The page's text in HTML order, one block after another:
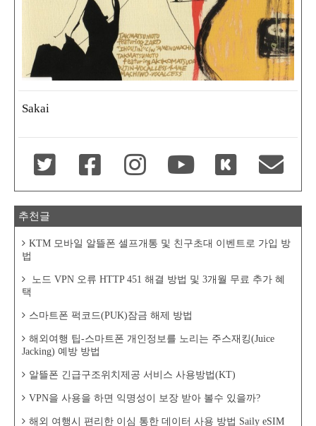
Sakai
추천글
KTM 모바일 알뜰폰 셀프개통 및 친구초대 이벤트로 가입 방
법
노드 VPN 오류 HTTP 451 해결 방법 및 3개월 무료 추가 혜
택
스마트폰 퍽코드(PUK)잠금 해제 방법
해외여행 팁-스마트폰 개인정보를 노리는 주스재킹(Juice
Jacking) 예방 방법
알뜰폰 긴급구조위치제공 서비스 사용방법(KT)
VPN을 사용을 하면 익명성이 보장 받아 볼수 있을까?
해외 여행시 편리한 이심 통한 데이터 사용 방법 Saily eSIM